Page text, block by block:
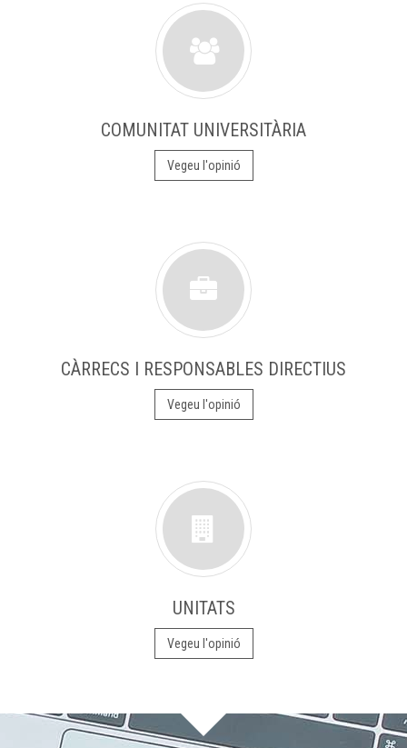
COMUNITAT UNIVERSITÀRIA
Vegeu l'opinió
CÀRRECS I RESPONSABLES DIRECTIUS
Vegeu l'opinió
UNITATS
Vegeu l'opinió